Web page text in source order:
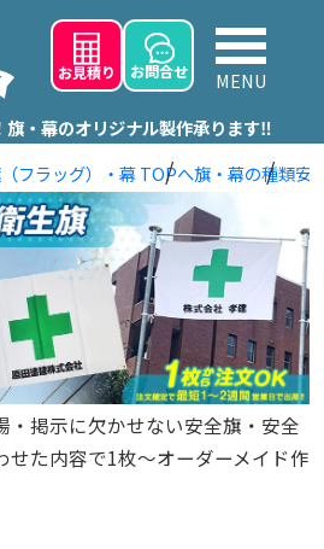
お見積り お問合せ
MENU
旗・幕のオリジナル製作承ります‼
フラッグ）・幕 TOPへ旗・幕の種類安
・掲示に欠かせない安全旗・安全
せた内容で1枚～オーダーメイド作